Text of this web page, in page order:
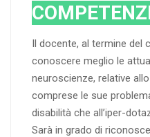
Il docente, al termine del
conoscere meglio le
neuroscienze, relative
comprese le sue
disabilità che all’iper-
Sarà in grado di